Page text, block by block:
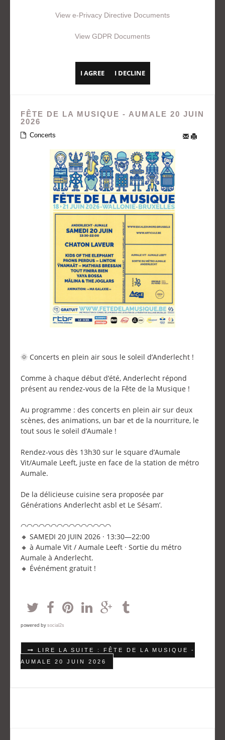
View e-Privacy Directive Documents
View GDPR Documents
I AGREE I DECLINE
FÊTE DE LA MUSIQUE - AUMALE 20 JUIN
2026
Concerts
🌞 Concerts en plein air sous le soleil d’Anderlecht !
Comme à chaque début d’été, Anderlecht répond
présent au rendez-vous de la Fête de la Musique !
Au programme : des concerts en plein air sur deux
scènes, des animations, un bar et de la nourriture, le
tout sous le soleil d’Aumale !
Rendez-vous dès 13h30 sur le square d’Aumale
Vit/Aumale Leeft, juste en face de la station de métro
Aumale.
De la délicieuse cuisine sera proposée par
Générations Anderlecht asbl et Le Sésam’.
◠◠◠◠◠◠◠◠◠◠◠◠◠◠◠
🔸 SAMEDI 20 JUIN 2026 · 13:30—22:00
🔸 à Aumale Vit / Aumale Leeft · Sortie du métro
Aumale à Anderlecht.
🔸 Événément gratuit !
powered by social2s
LIRE LA SUITE : FÊTE DE LA MUSIQUE -
AUMALE 20 JUIN 2026